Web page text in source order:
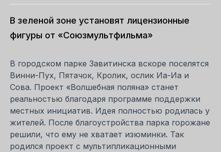
В зеленой зоне установят лицензионные
фигуры от «Союзмультфильма»
В городском парке Завитинска вскоре поселятся
Винни-Пух, Пятачок, Кролик, ослик Иа-Иа и
Сова. Проект «Волшебная поляна» станет
реальностью благодаря программе поддержки
местных инициатив. Идея полностью родилась у
жителей. После благоустройства парка горожане
решили, что ему не хватает изюминки. Так
родился проект с мультипликационными